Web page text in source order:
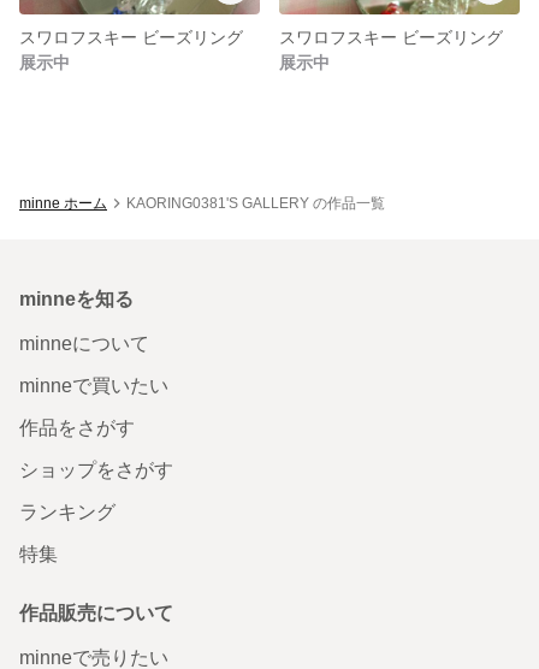
スワロフスキー ビーズリング
展示中
スワロフスキー ビーズリング
展示中
minne ホーム KAORING0381'S GALLERY の作品一覧
minneを知る
minneについて
minneで買いたい
作品をさがす
ショップをさがす
ランキング
特集
作品販売について
minneで売りたい